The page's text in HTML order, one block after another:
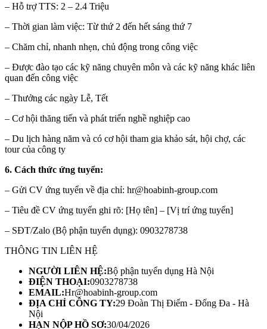
– Hỗ trợ TTS: 2 – 2.4 Triệu
– Thời gian làm việc: Từ thứ 2 đến hết sáng thứ 7
– Chăm chỉ, nhanh nhẹn, chủ động trong công việc
– Được đào tạo các kỹ năng chuyên môn và các kỹ năng khác liên
quan đến công việc
– Thưởng các ngày Lễ, Tết
– Cơ hội thăng tiến và phát triển nghề nghiệp cao
– Du lịch hàng năm và có cơ hội tham gia khảo sát, hội chợ, các
tour của công ty
6. Cách thức ứng tuyển:
– Gửi CV ứng tuyển về địa chỉ: hr@hoabinh-group.com
– Tiêu đề CV ứng tuyển ghi rõ: [Họ tên] – [Vị trí ứng tuyển]
– SĐT/Zalo (Bộ phận tuyển dụng): 0903278738
THÔNG TIN LIÊN HỆ
NGƯỜI LIÊN HỆ:Bộ phận tuyển dụng Hà Nội
ĐIỆN THOẠI:0903278738
EMAIL:Hr@hoabinh-group.com
ĐỊA CHỈ CÔNG TY:29 Đoàn Thị Điểm - Đống Đa - Hà
Nội
HẠN NỘP HỒ SƠ:30/04/2026